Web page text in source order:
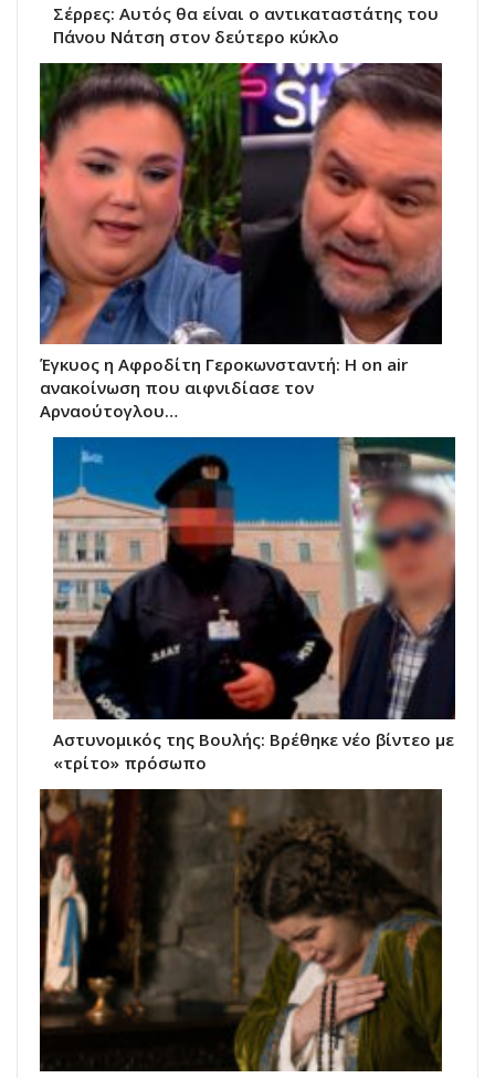
Σέρρες: Αυτός θα είναι ο αντικαταστάτης του
Πάνου Νάτση στον δεύτερο κύκλο
Έγκυος η Αφροδίτη Γεροκωνσταντή: Η on air
ανακοίνωση που αιφνιδίασε τον
Αρναούτογλου…
Αστυνομικός της Βουλής: Βρέθηκε νέο βίντεο με
«τρίτο» πρόσωπο